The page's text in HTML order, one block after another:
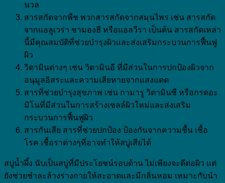
นวล
สารสกัดจากพืช พวกสารสกัดจากสมุนไพร เช่น สารสกัด
จากแอลูเวร่า ชามองฮี หรือแอลวีรา เป็นต้น สารสกัดเหล่า
นี้มีคุณสมบัติที่ช่วยบำรุงผิวและส่งเสริมกระบวนการฟื้นฟู
ผิว
วิตามินต่างๆ เช่น วิตามินอี ที่มีส่วนในการปกป้องผิวจาก
อนุมูลอิสระและความเสียหายจากแสงแดด
สารที่ช่วยบำรุงสุขภาพ เช่น กามารู วิตามินซี หรือกรดอะ
มิโนที่มีส่วนในการสร้างเซลล์ผิวใหม่และส่งเสริม
กระบวนการฟื้นฟูผิว
สารกันเสีย สารที่ช่วยปกป้อง ป้องกันจากความชื้น เชื้อ
โรค เชื้อราต่างๆที่อาจทำให้สบู่เสียได้
สบู่น้ำผึ้ง นับเป็นสบู่ที่มีประโยชน์รอบด้าน ไม่เพียงจะดีต่อผิว แต่
ยังช่วยชำละล้างร่างกายให้สะอาดและมีกลิ่นหอม เหมาะกับนำ